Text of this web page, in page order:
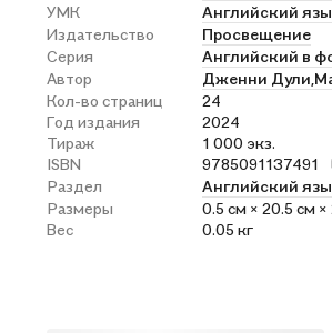
УМК
Английский
Издательство
Просвещение
Серия
Английский в
Автор
Дженни Дули,
Кол-во страниц
24
Год издания
2024
Тираж
1 000 экз.
ISBN
9785091137491
Раздел
Английский
Размеры
0.5 см × 20.5 см ×
Вес
0.05 кг